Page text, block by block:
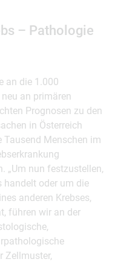
– Pathologie
an die 1.000
an primären
Prognosen zu den
in Österreich
Tausend Menschen im
„Um nun festzustellen,
handelt oder um die
anderen Krebses,
führen wir an der
Zellmuster,